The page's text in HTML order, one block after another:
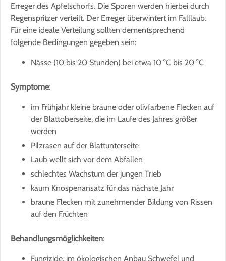
Erreger des Apfelschorfs. Die Sporen werden hierbei durch
Regenspritzer verteilt. Der Erreger überwintert im Falllaub.
Für eine ideale Verteilung sollten dementsprechend
folgende Bedingungen gegeben sein:
Nässe (10 bis 20 Stunden) bei etwa 10 °C bis 20 °C
Symptome:
im Frühjahr kleine braune oder olivfarbene Flecken auf
der Blattoberseite, die im Laufe des Jahres größer
werden
Pilzrasen auf der Blattunterseite
Laub wellt sich vor dem Abfallen
schlechtes Wachstum der jungen Trieb
kaum Knospenansatz für das nächste Jahr
braune Flecken mit zunehmender Bildung von Rissen
auf den Früchten
Behandlungsmöglichkeiten:
Fungizide, im ökologischen Anbau Schwefel und